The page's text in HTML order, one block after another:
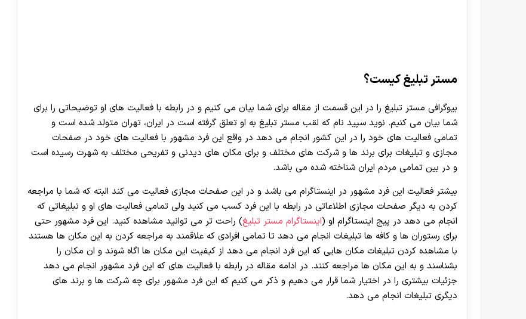
مستر تبلیغ کیست؟
بیوگرافی مستر تبلیغ را در این قسمت از مقاله برای شما بیان می کنیم و در رابطه با فعالیت های او توضیحاتی را برای
شما بیان می کنیم. نوید سپید نام که لقب مستر تبلیغ به او تعلق گرفته است در ایران، تهران متولد شده است و
تمامی فعالیت های خود را در این کشور انجام می دهد در واقع این فرد مشهور با فعالیت های خود در صفحات
مجازی و تبلیغات برای برند ها و شرکت های مختلف و برای مکان های دیدنی و تفریحی مختلف به شهرت رسیده است
و در بین تمامی مردم ایران شناخته شده می باشد.
بیشتر فعالیت این فرد مشهور در اینستاگرام می باشد و در این صفحات مجازی فعالیت می کند البته که شما با مراجعه
کردن به دیگر صفحات مجازی اطلاعاتی در رابطه با این فرد کسب می کنید ولی تمامی فعالیت های او و تبلیغاتی که
انجام می دهد در پیج اینستاگرام او (اینستاگرام مستر تبلیغ) راحت تر می توانید مشاهده کنید. این فرد مشهور حتی
برای رستوران ها و کافه ها تبلیغات انجام می دهد تا تمامی افرادی که علاقمند به مراجعه کردن به این مکان ها هستند
با مشاهده کردن تبلیغات مکان هایی که این فرد انجام می دهد از کیفیت این مکان ها اگاه شوند و ان مکان را
بشناسند و به این مکان ها مراجعه کنند. در ادامه مقاله در رابطه با فعالیت‌ های که این فرد مشهور انجام می دهد
جزئیات بیشتری را در اختیار شما قرار می دهیم و ذکر می کنیم که این فرد مشهور برای چه شرکت ها و برند های
دیگری تبلیغات انجام می دهد.